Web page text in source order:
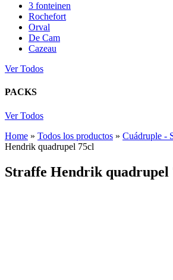
3 fonteinen
Rochefort
Orval
De Cam
Cazeau
Ver Todos
PACKS
Ver Todos
Home » Todos los productos » Cuádruple -
Hendrik quadrupel 75cl
Straffe Hendrik quadrupel